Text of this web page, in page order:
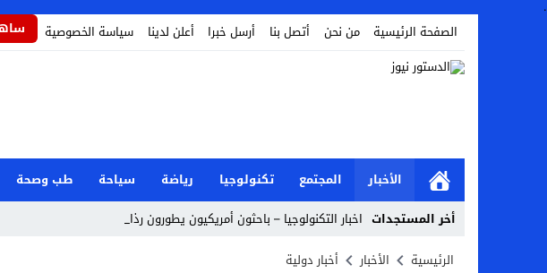
.
الصفحة الرئيسية
من نحن أتصل بنا أرسل خبرا أعلن لدينا سياسة الخصوصية
الأخبار المجتمع تكنولوجيا رياضة سياحة طب وصحة
أخر المستجدات اخبار التكنولوجيا – باحثون أمريكيون يطورون رذاذاً _
Stop
الرئيسية الأخبار أخبار دولية